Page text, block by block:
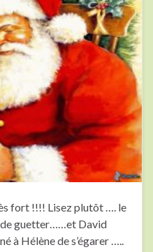
fort !!!! Lisez plutôt …. le
de guetter……et David
à Hélène de s’égarer …..